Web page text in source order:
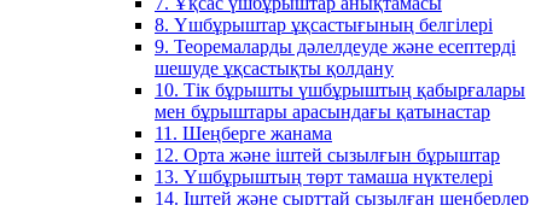
8. Үшбұрыштар ұқсастығының белгілері
9. Теоремаларды дәлелдеуде және есептерді
шешуде ұқсастықты қолдану
10. Тік бұрышты үшбұрыштың қабырғалары
мен бұрыштары арасындағы қатынастар
11. Шеңберге жанама
12. Орта және іштей сызылғын бұрыштар
13. Үшбұрыштың төрт тамаша нүктелері
14. Іштей және сырттай сызылған шеңберлер